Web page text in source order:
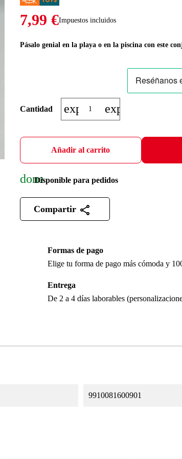
7,99 €Impuestos incluidos
Pásalo genial en la playa o en la piscina con este
Cantidad expand_moreexpand_less
Añadir al carrito
doneDisponible para pedidos
Compartir
Formas de pago
Elige tu forma de pago más cómoda y
Entrega
De 2 a 4 días laborables
9910081600901